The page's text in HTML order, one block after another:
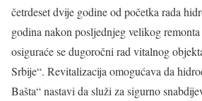
četrdeset dvije godine od početka rada
godina nakon posljednjeg velikog
osiguraće se dugoročni rad vitalnog
Srbije“. Revitalizacija omogućava da
Bašta“ nastavi da služi za sigurno